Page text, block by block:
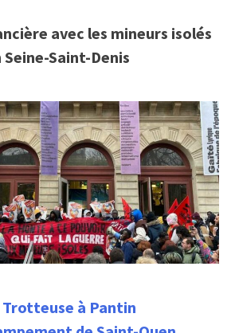
avec les mineurs isolés
Seine-Saint-Denis
à Pantin